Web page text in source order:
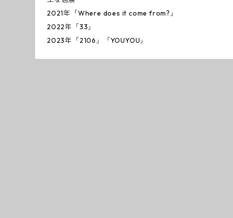
2021年「Where does it come from?」
2022年「33」
2023年「2106」「YOUYOU」